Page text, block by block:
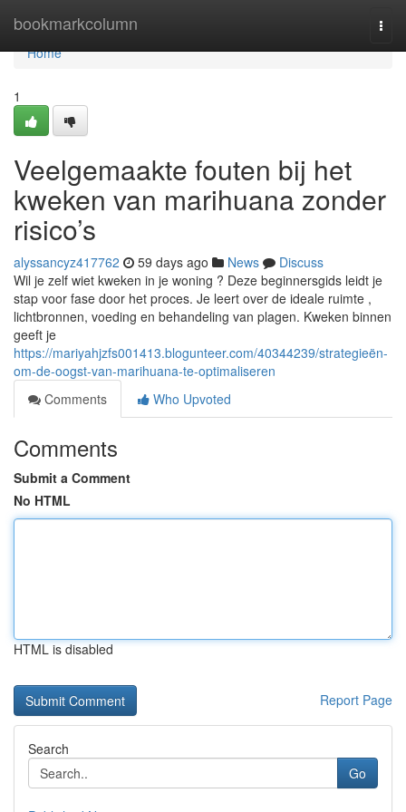
bookmarkcolumn
Home
Home
1
Veelgemaakte fouten bij het
kweken van marihuana zonder
risico’s
alyssancyz417762 59 days ago News
Discuss
Wil je zelf wiet kweken in je woning ? Deze beginnersgids leidt je
stap voor fase door het proces. Je leert over de ideale ruimte ,
lichtbronnen, voeding en behandeling van plagen. Kweken binnen
geeft je
https://mariyahjzfs001413.blogunteer.com/40344239/strategieën-
om-de-oogst-van-marihuana-te-optimaliseren
Comments
Who Upvoted
Comments
Submit a Comment
No HTML
HTML is disabled
Report Page
Search
Go